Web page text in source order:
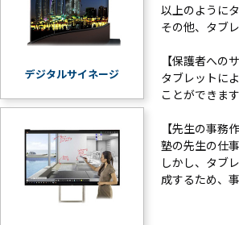
以上のように
その他、タブ
【保護者への
タブレットに
ことができま
【先生の事務
塾の先生の仕
しかし、タブ
成するため、
デジタルサイネージ